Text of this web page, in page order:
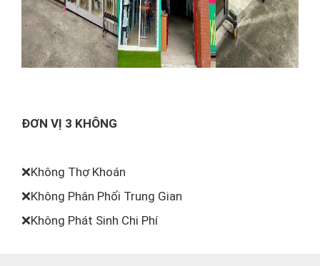
ĐƠN VỊ 3 KHÔNG
❌Không Thợ Khoán
❌Không Phân Phối Trung Gian
❌Không Phát Sinh Chi Phí